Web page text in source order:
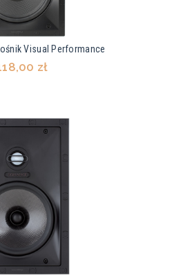
Visual Performance
zł